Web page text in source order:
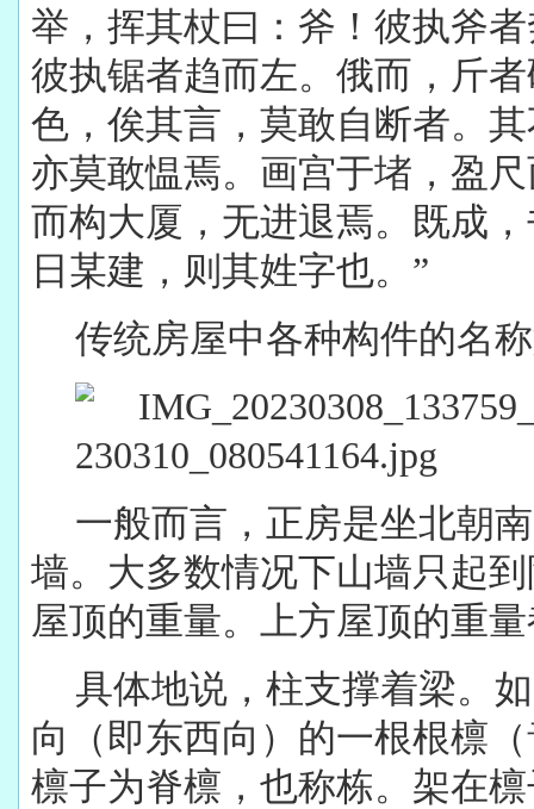
举，挥其杖曰：斧！彼执斧
彼执锯者趋而左。俄而，斤
色，俟其言，莫敢自断者。
亦莫敢愠焉。画宫于堵，盈
而构大厦，无进退焉。既成
日某建，则其姓字也。”
传统房屋中各种构件的名
一般而言，正房是坐北朝
墙。大多数情况下山墙只起
屋顶的重量。上方屋顶的重
具体地说，柱支撑着梁。
向（即东西向）的一根根檩
檩子为脊檩，也称栋。架在